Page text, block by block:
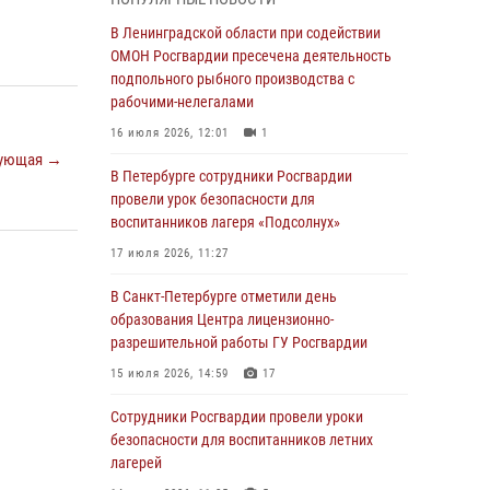
→
В Красносельском районе наряд Росгвардии
задержал правонарушителя, угрожавшего 17-
летнему подростку травматическим оружием
06 августа 2026, 13:39
оперативно задержали хулигана,
стрелявшего из пускового устройства рядом
с жилыми домами
06 августа 2026, 11:36
Сотрудники и военнослужащие Росгвардии
обеспечили правопорядок при проведении
матча "Зенит" - "Балтика"
06 августа 2026, 07:30 10
В Выборгском районе наряд Росгвардии
обнаружил разыскиваемый преступный
автотранспорт
В Ленинградской области при содействии
ОМОН Росгвардии пресечена деятельность
подпольного рыбного производства с
рабочими-нелегалами
16 июля 2026, 12:01 1
В Петербурге сотрудники Росгвардии
провели урок безопасности для
воспитанников лагеря «Подсолнух»
17 июля 2026, 11:27
В Санкт-Петербурге отметили день
образования Центра лицензионно-
разрешительной работы ГУ Росгвардии
15 июля 2026, 14:59 17
Сотрудники Росгвардии провели уроки
безопасности для воспитанников летних
лагерей